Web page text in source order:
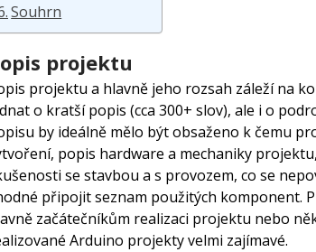
Souhrn
projektu
projektu a hlavně jeho rozsah záleží na
o kratší popis (cca 300+ slov), ale i o
by ideálně mělo být obsaženo k čemu
popis hardware a mechaniky
se stavbou a s provozem, co se
připojit seznam použitých komponent.
začátečníkům realizaci projektu nebo
Arduino projekty velmi zajímavé.